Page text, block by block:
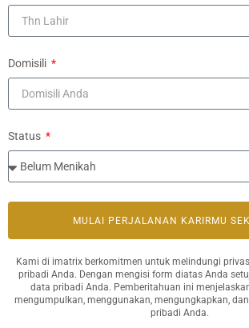
Domisili
Status
MULAI PERJALANAN KARIRMU
Kami di imatrix berkomitmen untuk melindungi
pribadi Anda. Dengan mengisi form diatas Anda
data pribadi Anda. Pemberitahuan ini
mengumpulkan, menggunakan, mengungkapkan,
pribadi Anda.